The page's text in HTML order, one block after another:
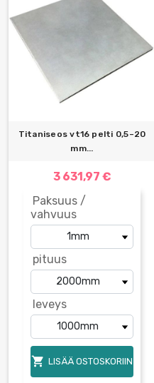
Titaniseos vt16 pelti 0,5–20
mm...
3 631,97 €
Paksuus /
vahvuus
pituus
leveys
 LISÄÄ OSTOSKORIIN